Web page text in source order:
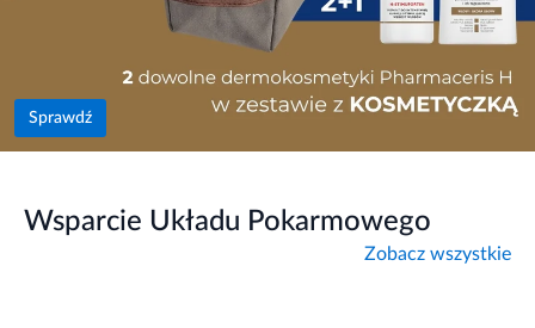
Sprawdź
Wsparcie Układu Pokarmowego
Zobacz wszystkie